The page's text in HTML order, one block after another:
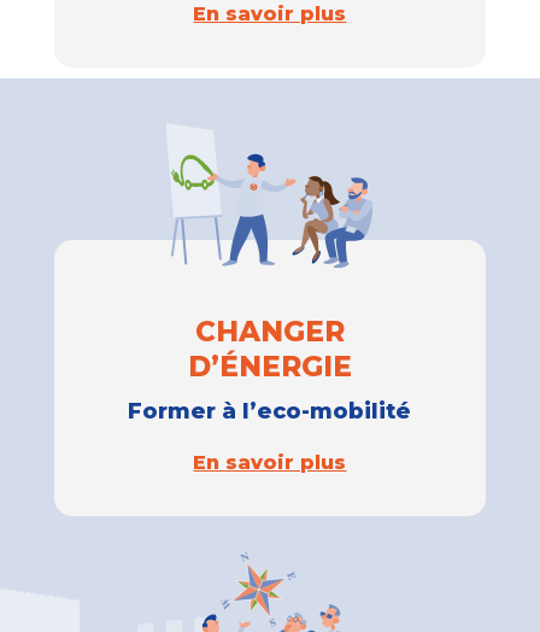
En savoir plus
CHANGER
D’ÉNERGIE
Former à l’eco-mobilité
En savoir plus